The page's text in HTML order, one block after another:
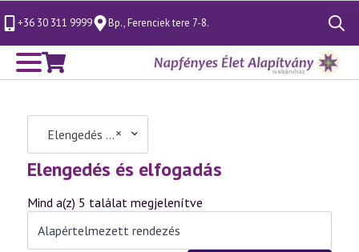
+36 30 311 9999 Bp., Ferenciek tere 7-8.
Search
for:
×
Elengedés és elfogadás (5)
Elengedés és elfogadás
Mind a(z) 5 találat megjelenítve